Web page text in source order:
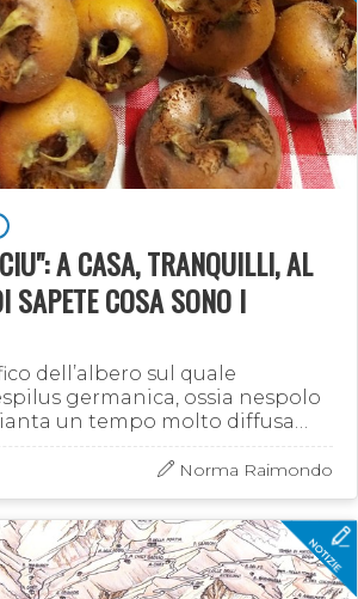
A CASA, TRANQUILLI, AL
SAPETE COSA SONO I
dell’albero sul quale
germanica, ossia nespolo
un tempo molto diffusa
dal nespolo giapponese, che
specie …
Norma Raimondo